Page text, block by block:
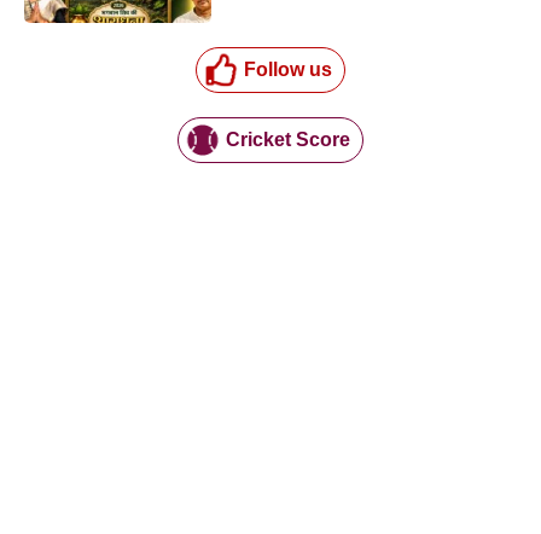
Follow us
Cricket Score